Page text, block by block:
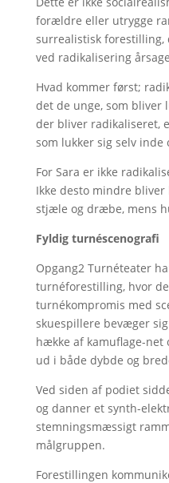
forældre eller utrygge
surrealistisk forestilling,
ved radikalisering
Hvad kommer først;
det de unge, som bliver
der bliver radikaliseret,
som lukker sig selv inde
For Sara er ikke
Ikke desto mindre
stjæle og dræbe, mens
Fyldig turnéscenografi
Opgang2 Turnéteater
turnéforestilling, hvor
turnékompromis med
skuespillere bevæger
hække af kamuflage-
ud i både dybde og
Ved siden af podiet
og danner et synth-
stemningsmæssigt
målgruppen.
Forestillingen